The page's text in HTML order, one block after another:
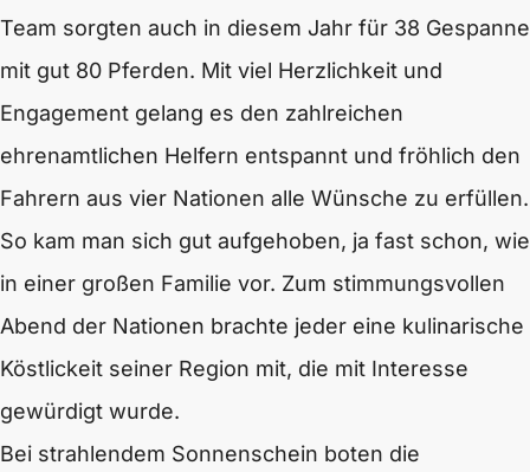
Team sorgten auch in diesem Jahr für 38 Gespanne
mit gut 80 Pferden. Mit viel Herzlichkeit und
Engagement gelang es den zahlreichen
ehrenamtlichen Helfern entspannt und fröhlich den
Fahrern aus vier Nationen alle Wünsche zu erfüllen.
So kam man sich gut aufgehoben, ja fast schon, wie
in einer großen Familie vor. Zum stimmungsvollen
Abend der Nationen brachte jeder eine kulinarische
Köstlickeit seiner Region mit, die mit Interesse
gewürdigt wurde.
Bei strahlendem Sonnenschein boten die